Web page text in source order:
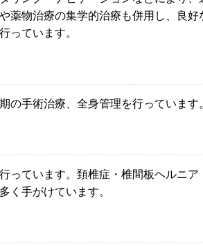
薬物治療の集学的治療も併用し、良好
っています。
の手術治療、全身管理を行っています
っています。頚椎症・椎間板ヘルニ
く手がけています。